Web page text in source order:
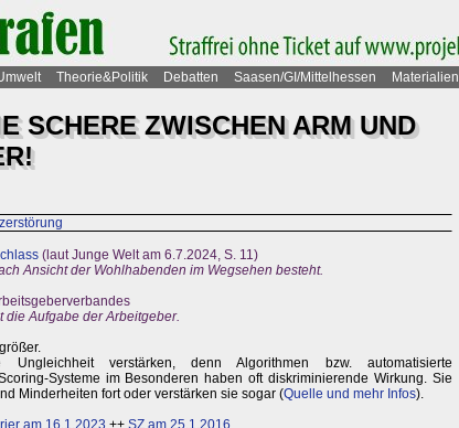
Theorie&Politik Debatten Saasen/GI/Mittelhessen Materialien
SCHERE ZWISCHEN ARM UND
(laut Junge Welt am 6.7.2024, S. 11)
Ansicht der Wohlhabenden im Wegsehen besteht.
Aufgabe der Arbeitgeber.
verstärken, denn Algorithmen bzw. automatisierte
Systeme im Besonderen haben oft diskriminierende Wirkung. Sie
Minderheiten fort oder verstärken sie sogar (Quelle und mehr Infos).